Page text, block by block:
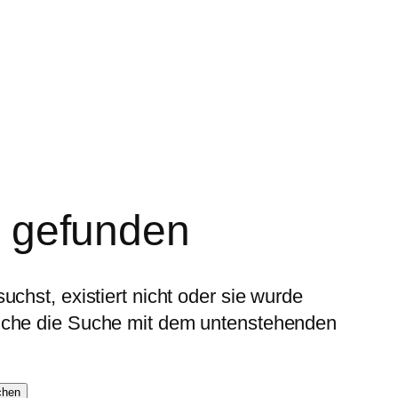
existiert nicht oder sie wurde
die Suche mit dem untenstehenden